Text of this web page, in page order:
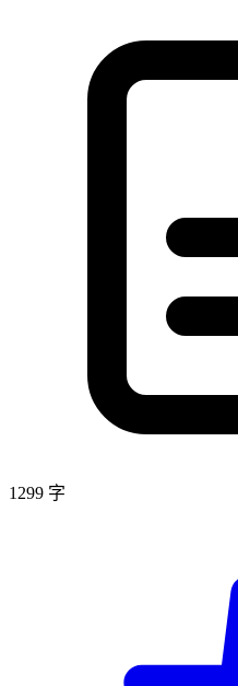
1299 字